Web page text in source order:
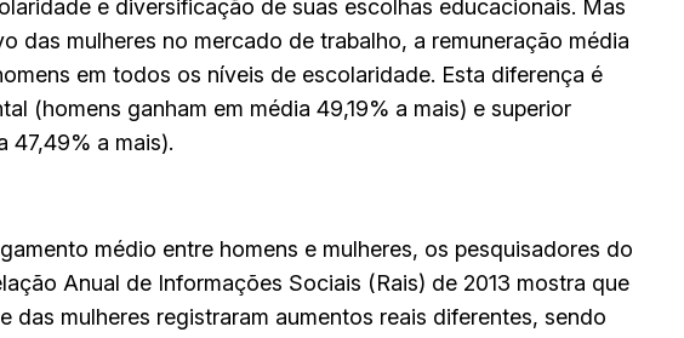
e diversificação de suas escolhas educacionais. Mas
das mulheres no mercado de trabalho, a remuneração média
em todos os níveis de escolaridade. Esta diferença é
(homens ganham em média 49,19% a mais) e superior
47,49% a mais).
médio entre homens e mulheres, os pesquisadores do
Anual de Informações Sociais (Rais) de 2013 mostra que
das mulheres registraram aumentos reais diferentes, sendo